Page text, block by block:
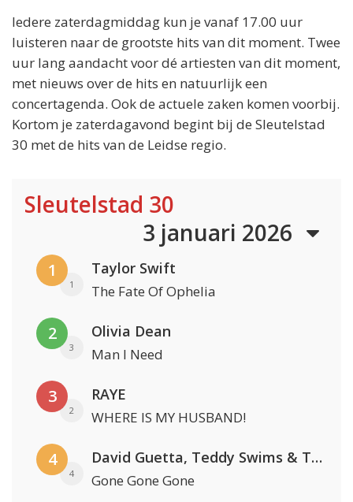
Iedere zaterdagmiddag kun je vanaf 17.00 uur
luisteren naar de grootste hits van dit moment. Twee
uur lang aandacht voor dé artiesten van dit moment,
met nieuws over de hits en natuurlijk een
concertagenda. Ook de actuele zaken komen voorbij.
Kortom je zaterdagavond begint bij de Sleutelstad
30 met de hits van de Leidse regio.
Sleutelstad 30
3 januari 2026
1
1
Taylor Swift
The Fate Of Ophelia
2
3
Olivia Dean
Man I Need
3
2
RAYE
WHERE IS MY HUSBAND!
4
4
David Guetta, Teddy Swims & Tones And I
Gone Gone Gone